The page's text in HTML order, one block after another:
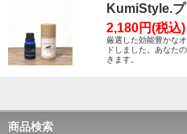
KumiStyle.
2,180円(税込)
厳選した効能豊かな
ドしました。あなた
きます。
商品検索